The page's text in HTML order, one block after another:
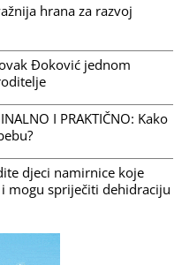
hrana za razvoj
Đoković jednom
I PRAKTIČNO: Kako
djeci namirnice koje
mogu spriječiti dehidraciju